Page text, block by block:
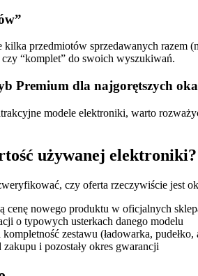
kilka przedmiotów sprzedawanych razem
“komplet” do swoich wyszukiwań.
Premium dla najgorętszych
modele elektroniki, warto
używanej elektroniki?
czy oferta rzeczywiście jest
cenę nowego produktu w oficjalnych
o typowych usterkach danego modelu
zestawu (ładowarka, pudełko,
i pozostały okres gwarancji